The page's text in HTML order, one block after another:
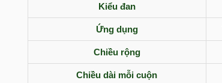
Kiểu đan
Ứng dụng
Chiều rộng
Chiều dài mỗi cuộn